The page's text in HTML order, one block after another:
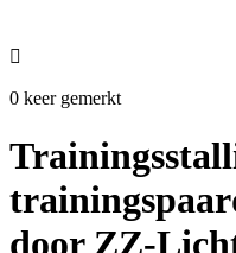

0 keer gemerkt
door ZZ-